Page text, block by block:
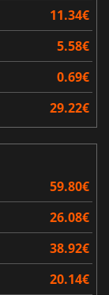
11.34€
5.58€
0.69€
29.22€
59.80€
26.08€
38.92€
20.14€